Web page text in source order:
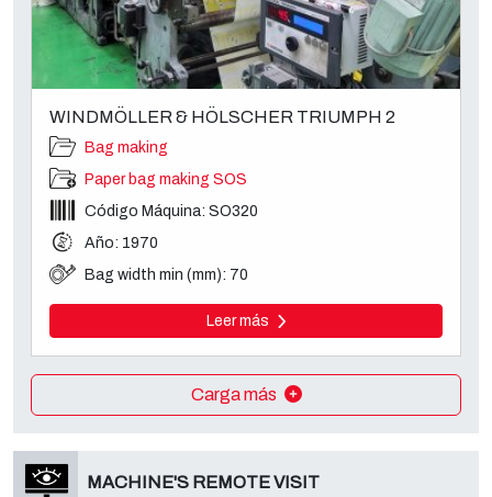
WINDMÖLLER & HÖLSCHER TRIUMPH 2
Bag making
Paper bag making SOS
Código Máquina: SO320
Año: 1970
Bag width min (mm): 70
Leer más
Carga más
MACHINE'S REMOTE VISIT